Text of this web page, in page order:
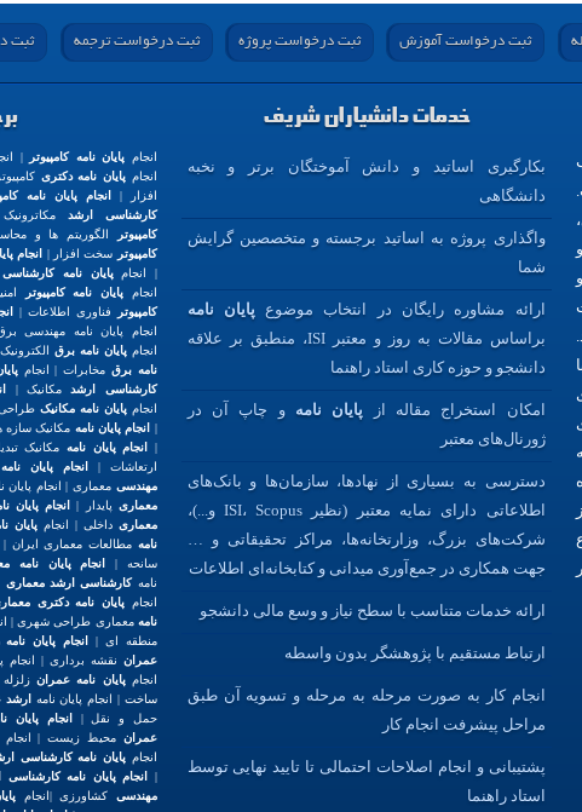
ثبت درخواست آموزش ثبت درخواست پروژه ثبت درخواست ترجمه ثبت
خدمات دانشیاران شریف
بکارگیری اساتید و دانش آموختگان برتر و نخبه
دانشگاهی
واگذاری پروژه به اساتید برجسته و متخصصین گرایش
شما
ارائه مشاوره رایگان در انتخاب موضوع پایان نامه
براساس مقالات به روز و معتبر ISI، منطبق بر علاقه
دانشجو و حوزه کاری استاد راهنما
امکان استخراج مقاله از پایان نامه و چاپ آن در
ژورنال‌های معتبر
دسترسی به بسیاری از نهادها، سازمان‌ها و بانک‌های
اطلاعاتی دارای نمایه معتبر (نظیر ISI، Scopus و...)،
شرکت‌های بزرگ، وزارتخانه‌ها، مراکز تحقیقاتی و …
جهت همکاری در جمع‌آوری میدانی و کتابخانه‌ای اطلاعات
ارائه خدمات متناسب با سطح نیاز و وسع مالی دانشجو
ارتباط مستقیم با پژوهشگر بدون واسطه
انجام کار به صورت مرحله به مرحله و تسویه آن طبق
مراحل پیشرفت انجام کار
پشتیبانی و انجام اصلاحات احتمالی تا تایید نهایی توسط
استاد راهنما
انجام پایان نامه کامپیوتر |
انجام پایان نامه دکتری
افزار |
انجام پایان نامه
کارشناسی ارشد
کامپیوتر
الگوریتم ها و
کامپیوتر
سخت افزار | انجام
| انجامپایان نامه
انجام پایان نامه کامپیوتر
کامپیوتر
فناوری اطلاعات |
انجام پایان نامه مهندسی
انجامپایان نامه برق
نامه برق مخابرات | انجام
کارشناسی ارشدمکانیک |
انجامپایان نامه مکانیکطراحی
|
انجام پایان نامه مکانیک سازه
|
انجام پایان نامه مکانیک
ارتعاشات |
انجام پایان
مهندسی معماری | انجام پایان
معماری پایدار | انجام پایان
معماری داخلی | انجام پایان
نامه مطالعات معماری ایران |
سانحه |
انجام پایان نامه
نامهکارشناسی ارشد معماری
انجام پایان نامه دکتری
نامه معماری طراحی شهری |
منطقه ای |
انجام پایان
عمران نقشه برداری | انجام
انجامپایان نامه عمران
ساخت | انجام پایان نامه
ارشد
حمل و نقل |
انجام پایان
عمران محیط زیست |
انجامپایان نامه کارشناسی
|
انجام پایان نامه کارشناسی
مهندسی کشاورزی |انجام